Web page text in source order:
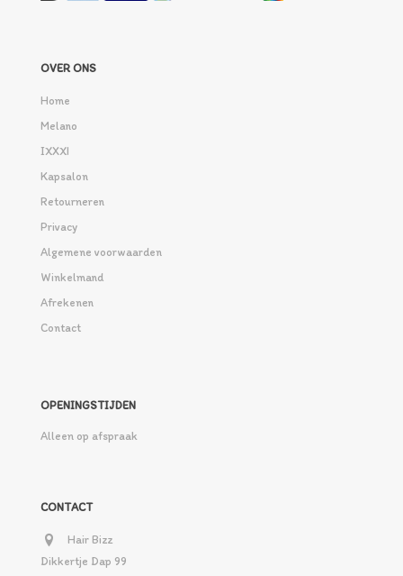
OVER ONS
Home
Melano
IXXXI
Kapsalon
Retourneren
Privacy
Algemene voorwaarden
Winkelmand
Afrekenen
Contact
OPENINGSTIJDEN
Alleen op afspraak
CONTACT
Hair Bizz
Dikkertje Dap 99